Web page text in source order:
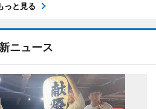
っと見る
ニュース